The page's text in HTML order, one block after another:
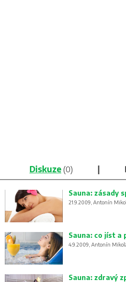
Diskuze(0) |
Sauna: zásady
21.9.2009, Antonín
Sauna: co jíst a
4.9.2009, Antonín
Sauna: zdravý